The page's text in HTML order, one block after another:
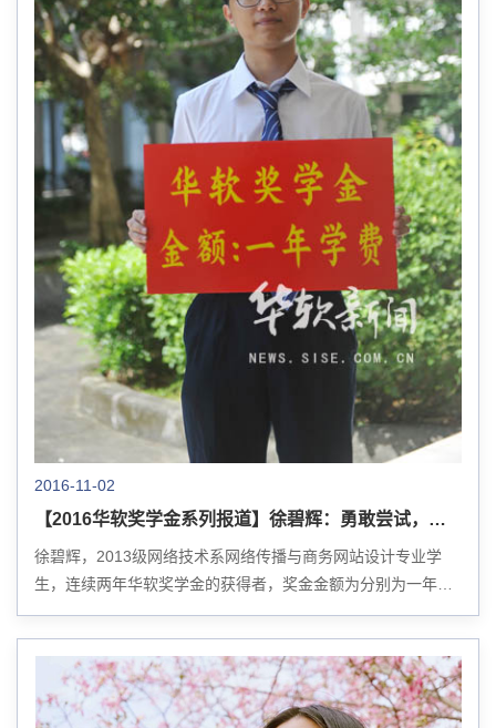
2016-11-02
【2016华软奖学金系列报道】徐碧辉：勇敢尝试，遇见一个更好的自己
徐碧辉，2013级网络技术系网络传播与商务网站设计专业学
生，连续两年华软奖学金的获得者，奖金金额为分别为一年的
学费。他热衷于参加各种与专业相关的比赛，荣誉树上也是硕
果累累：曾获得过2015年全国大学英语知识竞...